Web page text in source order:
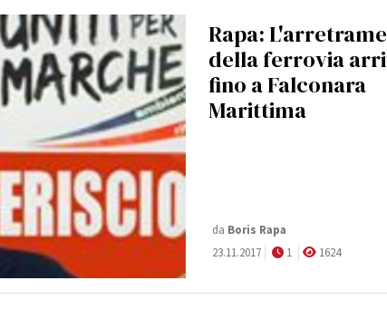
Rapa:
della ferrovia
fino a Falconara
Marittima
da Boris Rapa
23.11.2017
1 1624